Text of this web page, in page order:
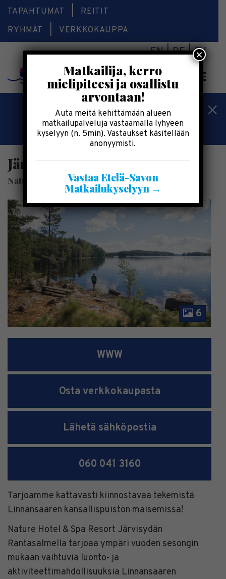
TAPAHTUMAT
REITIT
RYHMÄT
VERKKOKAUPPA
EN DE SV
Kesälomatärpit »
Saimaalla-kesälehti »
Järvisydämen elämyspalvelut
Nature Hotel & Spa Resort Järvisydän
6
WWW
Osta verkkokaupasta
Lähetä sähköpostia
060 041 3160
Tarjoamme kattavasti kiinnostavaa tekemistä
Linnansaaren kansallispuiston maisemissa!
Nature Hotel & Spa Resort Järvisydän
Rantasalmella tarjoaa ympäri vuoden sesongin
mukaan vaihtuvia luonto- ja
aktiviteettimahdollisuuksia Linnansaaren
Matkailija, kerro
mielipiteesi ja osallistu
arvontaan!
Auta meitä kehittämään alueen
matkailupalveluja vastaamalla lyhyeen
kyselyyn (n. 5min). Vastaukset käsitellään
anonyymisti.
Vastaa Etelä-Savon
Matkailukyselyyn →
×